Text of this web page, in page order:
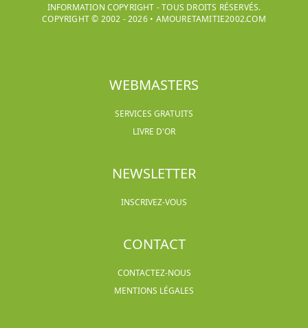
INFORMATION COPYRIGHT - TOUS DROITS RÉSERVÉS.
COPYRIGHT © 2002 -2026• AMOURETAMITIE2002.COM
WEBMASTERS
SERVICES GRATUITS
LIVRE D'OR
NEWSLETTER
INSCRIVEZ-VOUS
CONTACT
CONTACTEZ-NOUS
MENTIONS LÉGALES